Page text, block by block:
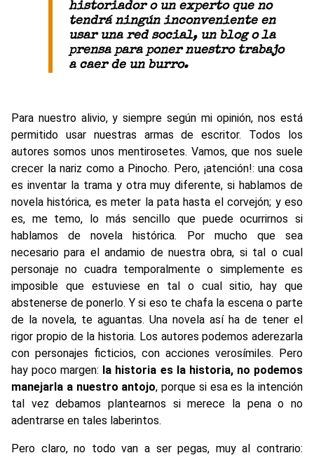
historiador o un experto que no
tendrá ningún inconveniente en
usar una red social, un blog o la
prensa para poner nuestro trabajo
a caer de un burro.
Para nuestro alivio, y siempre según mi opinión, nos está
permitido usar nuestras armas de escritor. Todos los
autores somos unos mentirosetes. Vamos, que nos suele
crecer la nariz como a Pinocho. Pero, ¡atención!: una cosa
es inventar la trama y otra muy diferente, si hablamos de
novela histórica, es meter la pata hasta el corvejón; y eso
es, me temo, lo más sencillo que puede ocurrirnos si
hablamos de novela histórica. Por mucho que sea
necesario para el andamio de nuestra obra, si tal o cual
personaje no cuadra temporalmente o simplemente es
imposible que estuviese en tal o cual sitio, hay que
abstenerse de ponerlo. Y si eso te chafa la escena o parte
de la novela, te aguantas. Una novela así ha de tener el
rigor propio de la historia. Los autores podemos aderezarla
con personajes ficticios, con acciones verosímiles. Pero
hay poco margen: la historia es la historia, no podemos
manejarla a nuestro antojo, porque si esa es la intención
tal vez debamos plantearnos si merece la pena o no
adentrarse en tales laberintos.
Pero claro, no todo van a ser pegas, muy al contrario: